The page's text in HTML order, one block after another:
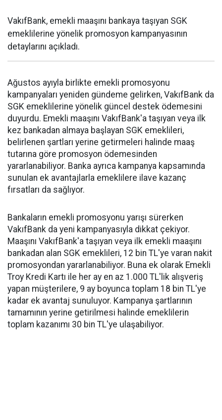
VakıfBank, emekli maaşını bankaya taşıyan SGK
emeklilerine yönelik promosyon kampanyasının
detaylarını açıkladı.
Ağustos ayıyla birlikte emekli promosyonu
kampanyaları yeniden gündeme gelirken, VakıfBank da
SGK emeklilerine yönelik güncel destek ödemesini
duyurdu. Emekli maaşını VakıfBank'a taşıyan veya ilk
kez bankadan almaya başlayan SGK emeklileri,
belirlenen şartları yerine getirmeleri halinde maaş
tutarına göre promosyon ödemesinden
yararlanabiliyor. Banka ayrıca kampanya kapsamında
sunulan ek avantajlarla emeklilere ilave kazanç
fırsatları da sağlıyor.
Bankaların emekli promosyonu yarışı sürerken
VakıfBank da yeni kampanyasıyla dikkat çekiyor.
Maaşını VakıfBank'a taşıyan veya ilk emekli maaşını
bankadan alan SGK emeklileri, 12 bin TL'ye varan nakit
promosyondan yararlanabiliyor. Buna ek olarak Emekli
Troy Kredi Kartı ile her ay en az 1.000 TL'lik alışveriş
yapan müşterilere, 9 ay boyunca toplam 18 bin TL'ye
kadar ek avantaj sunuluyor. Kampanya şartlarının
tamamının yerine getirilmesi halinde emeklilerin
toplam kazanımı 30 bin TL'ye ulaşabiliyor.